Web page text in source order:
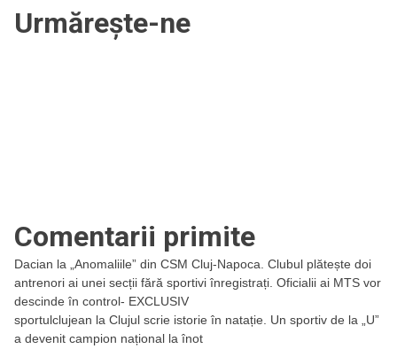
Urmărește-ne
Comentarii primite
Dacian la
„Anomaliile” din CSM Cluj-Napoca. Clubul plătește doi
antrenori ai unei secții fără sportivi înregistrați. Oficialii ai MTS vor
descinde în control- EXCLUSIV
sportulclujean la Clujul scrie istorie în natație. Un sportiv de la „U”
a devenit campion național la înot